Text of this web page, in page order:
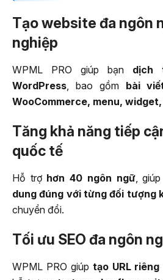
Tạo website đa ngôn
nghiệp
WPML PRO giúp bạn dịch
WordPress , bao gồm bài
WooCommerce, menu,
Tăng khả năng tiếp
quốc tế
Hỗ trợ hơn 40 ngôn ngữ,
dung đúng với từng đối tượng
chuyển đổi.
Tối ưu SEO đa ngôn
WPML PRO giúp tạo URL